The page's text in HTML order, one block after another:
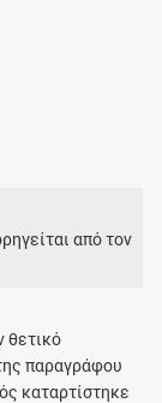
από τον
θετικό
παραγράφου
καταρτίστηκε